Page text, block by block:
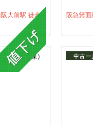
大前駅 徒歩9
阪急箕
中古一